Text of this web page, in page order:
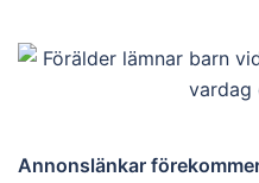
Annonslänkar